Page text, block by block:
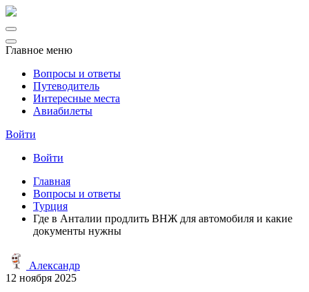
Главное меню
Вопросы и ответы
Путеводитель
Интересные места
Авиабилеты
Войти
Войти
Главная
Вопросы и ответы
Турция
Где в Анталии продлить ВНЖ для автомобиля и какие
документы нужны
Александр
12 ноября 2025